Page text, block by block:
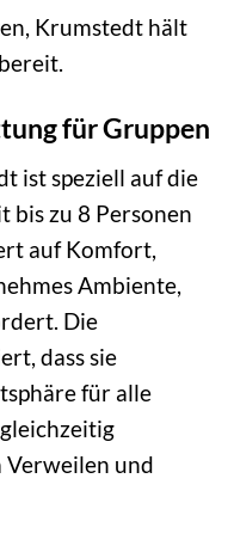
Krumstedt hält
für Gruppen
ist speziell auf die
bis zu 8 Personen
auf Komfort,
Ambiente,
Die
dass sie
für alle
Verweilen und